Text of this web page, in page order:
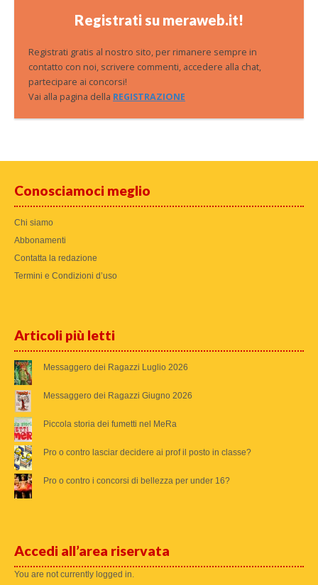
Registrati su meraweb.it!
Registrati gratis al nostro sito, per rimanere sempre in
contatto con noi, scrivere commenti, accedere alla chat,
partecipare ai concorsi!
Vai alla pagina della REGISTRAZIONE
Conosciamoci meglio
Chi siamo
Abbonamenti
Contatta la redazione
Termini e Condizioni d’uso
Articoli più letti
Messaggero dei Ragazzi Luglio 2026
Messaggero dei Ragazzi Giugno 2026
Piccola storia dei fumetti nel MeRa
Pro o contro lasciar decidere ai prof il posto in classe?
Pro o contro i concorsi di bellezza per under 16?
Accedi all’area riservata
You are not currently logged in.